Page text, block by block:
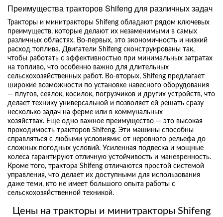
Преимущества тракторов Shifeng для различных задач
Тракторы и минитракторы Shifeng обладают рядом ключевых
преимуществ, которые делают их незаменимыми в самых
различных областях. Во-первых, это экономичность и низкий
расход топлива. Двигатели Shifeng сконструированы так,
чтобы работать с эффективностью при минимальных затратах
на топливо, что особенно важно для длительных
сельскохозяйственных работ. Во-вторых, Shifeng предлагает
широкие возможности по установке навесного оборудования
— плугов, сеялок, косилок, погрузчиков и других устройств, что
делает технику универсальной и позволяет ей решать сразу
несколько задач на ферме или в коммунальных
хозяйствах. Еще одно важное преимущество — это высокая
проходимость тракторов Shifeng. Эти машины способны
справляться с любыми условиями: от неровного рельефа до
сложных погодных условий. Усиленная подвеска и мощные
колеса гарантируют отличную устойчивость и маневренность.
Кроме того, трактора Shifeng отличаются простой системой
управления, что делает их доступными для использования
даже теми, кто не имеет большого опыта работы с
сельскохозяйственной техникой.
Цены на тракторы и минитракторы Shifeng